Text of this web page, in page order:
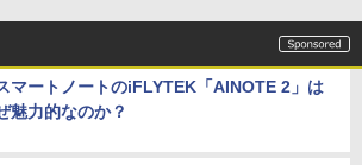
マートノートのiFLYTEK「AINOTE 2」は
魅力的なのか？